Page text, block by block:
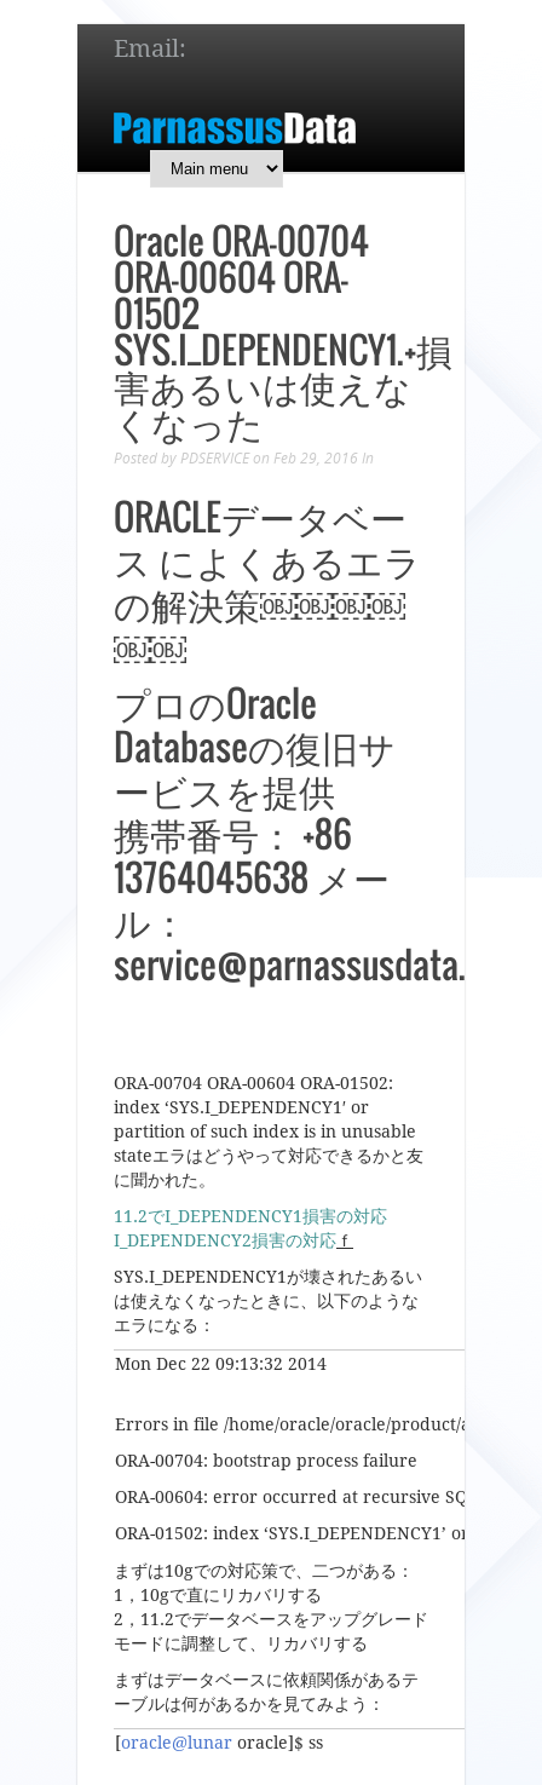
Email:
7 x 24 online support!
Oracle ORA-00704
ORA-00604 ORA-
01502
SYS.I_DEPENDENCY1.+損
害あるいは使えな
くなった
Posted by PDSERVICE on Feb 29, 2016 In
ORACLEデータベー
ス によくあるエラ
の解決策￼￼￼￼
￼￼
プロのOracle
Databaseの復旧サ
ービスを提供
携帯番号： +86
13764045638 メー
ル：
service@parnassusdata.com
ORA-00704 ORA-00604 ORA-01502:
index ‘SYS.I_DEPENDENCY1′ or
partition of such index is in unusable
stateエラはどうやって対応できるかと友
に聞かれた。
11.2でI_DEPENDENCY1損害の対応
I_DEPENDENCY2損害の対応 ｆ
SYS.I_DEPENDENCY1が壊されたあるい
は使えなくなったときに、以下のような
エラになる：
Mon Dec 22 09:13:32 2014
Errors in file /home/oracle/oracle/product/admin/
ORA-00704: bootstrap process failure
ORA-00604: error occurred at recursive SQL level 1
ORA-01502: index ‘SYS.I_DEPENDENCY1’ or
まずは10gでの対応策で、二つがある：
1，10gで直にリカバリする
2，11.2でデータベースをアップグレード
モードに調整して、リカバリする
まずはデータベースに依頼関係があるテ
ーブルは何があるかを見てみよう：
[oracle@lunar oracle]$ ss